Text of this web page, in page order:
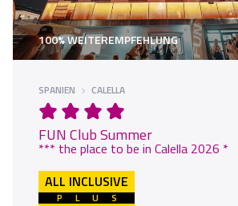
100% WEITEREMPFEHLUNG
SPANIEN CALELLA
FUN Club Summer
*** the place to be in Calella 2026 ***
ALL INCLUSIVE
PLUS